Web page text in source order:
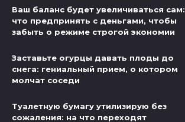
Ваш баланс будет увеличиваться сам:
что предпринять с деньгами, чтобы
забыть о режиме строгой экономии
Заставьте огурцы давать плоды до
снега: гениальный прием, о котором
молчат соседи
Туалетную бумагу утилизирую без
сожаления: на что переходят